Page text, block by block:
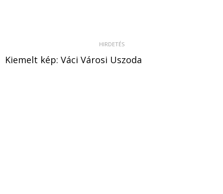
Kiemelt kép: Váci Városi Uszoda